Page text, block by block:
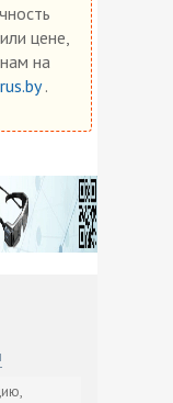
цене,
на
.